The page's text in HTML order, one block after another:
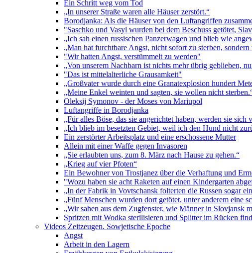
Ein Schritt weg vom Tod
„In unserer Straße waren alle Häuser zerstört.“
Borodjanka: Als die Häuser von den Luftangriffen
"Saschko und Vasyl wurden bei dem Beschuss getötet,
„Ich sah einen russischen Panzerwagen und blieb wie
„Man hat furchtbare Angst, nicht sofort zu sterben,
"Wir hatten Angst, verstümmelt zu werden"
„Von unserem Nachbarn ist nichts mehr übrig geblieben,
"Das ist mittelalterliche Grausamkeit"
„Großvater wurde durch eine Granatexplosion hundert
„Meine Enkel weinten und sagten, sie wollen nicht
Oleksij Symonov - der Moses von Mariupol
Luftangriffe in Borodjanka
„Für alles Böse, das sie angerichtet haben, werden sie sich
„Ich blieb im besetzten Gebiet, weil ich den Hund nicht
Ein zerstörter Arbeitsplatz und eine erschossene Mutter
Allein mit einer Waffe gegen Invasoren
„Sie erlaubten uns, zum 8. März nach Hause zu gehen.“
„Krieg auf vier Pfoten“
Ein Bewohner von Trostjanez über die Verhaftung und
"Wozu haben sie acht Raketen auf einen Kindergarten
„In der Fabrik in Vovtschansk folterten die Russen sogar
„Fünf Menschen wurden dort getötet, unter anderem eine
„Wir sahen aus dem Zugfenster, wie Männer in Slovjansk
Spritzen mit Wodka sterilisieren und Splitter im Rücken
Videos Zeitzeugen. Sowjetische Epoche
Angst
Arbeit in den Lagern